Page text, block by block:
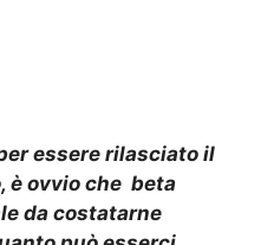
essere rilasciato il
è ovvio che beta
da costatarne